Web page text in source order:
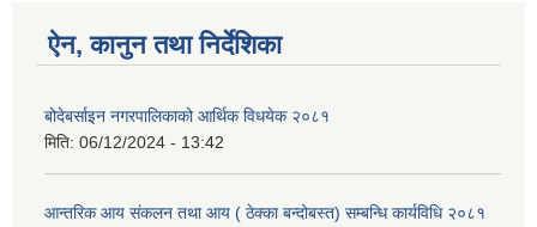
ऐन, कानुन तथा निर्देशिका
बोदेबर्साइन नगरपालिकाको आर्थिक विधयेक २०८१
मिति: 06/12/2024 - 13:42
आन्तरिक आय संकलन तथा आय ( ठेक्का बन्दोबस्त) सम्बन्धि कार्यविधि २०८१